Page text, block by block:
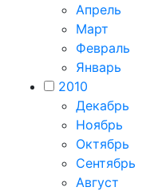
Апрель
Март
Февраль
Январь
2010
Декабрь
Ноябрь
Октябрь
Сентябрь
Август